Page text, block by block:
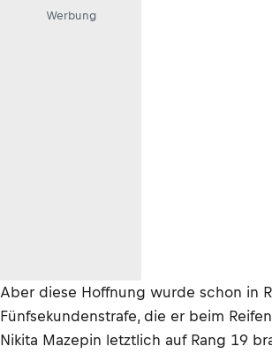
Werbung
Aber diese Hoffnung wurde schon in
Fünfsekundenstrafe, die er beim
Nikita Mazepin letztlich auf Rang 19